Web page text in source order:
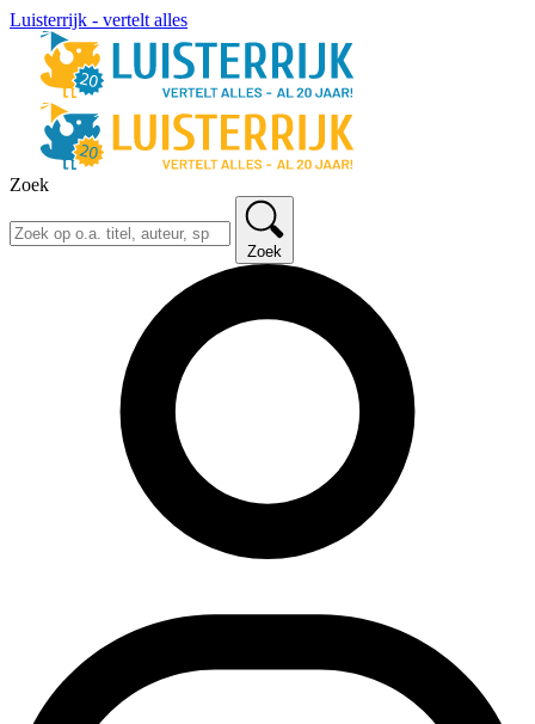
Luisterrijk - vertelt alles
Zoek
Zoek